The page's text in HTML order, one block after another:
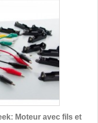
Moteur avec fils et